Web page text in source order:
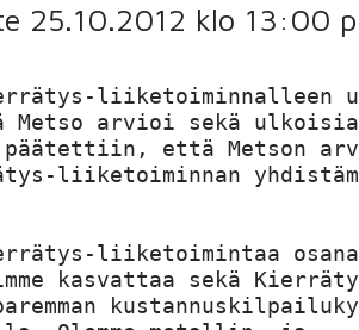
25.10.2012 klo 13:00
liiketoiminnalleen
Metso arvioi sekä
että Metson
liiketoiminnan
liiketoimintaa
kasvattaa sekä